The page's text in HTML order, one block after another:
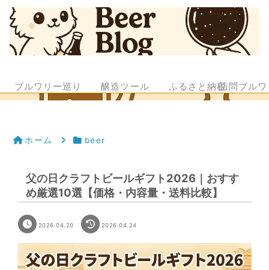
ブルワリー巡り 醸造ツール ふるさと納税訪問ブル
ホーム beer
父の日クラフトビールギフト2026｜おすす
め厳選10選【価格・内容量・送料比較】
2026.04.20 2026.04.24